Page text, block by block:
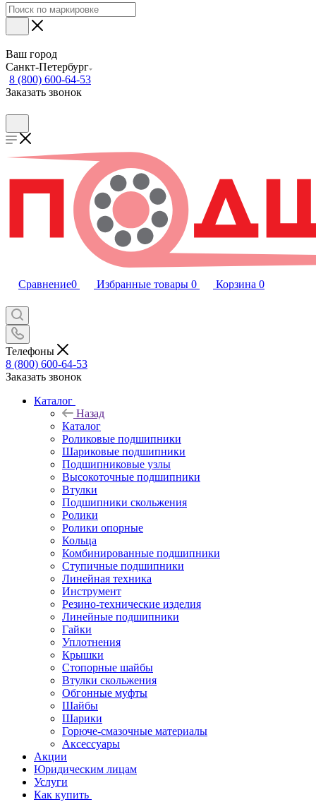
Ваш город
Санкт-Петербург
8 (800) 600-64-53
Заказать звонок
Сравнение0 Избранные товары 0 Корзина 0
Телефоны
8 (800) 600-64-53
Заказать звонок
Каталог
Назад
Каталог
Роликовые подшипники
Шариковые подшипники
Подшипниковые узлы
Высокоточные подшипники
Втулки
Подшипники скольжения
Ролики
Ролики опорные
Кольца
Комбинированные подшипники
Ступичные подшипники
Линейная техника
Инструмент
Резино-технические изделия
Линейные подшипники
Гайки
Уплотнения
Крышки
Стопорные шайбы
Втулки скольжения
Обгонные муфты
Шайбы
Шарики
Горюче-смазочные материалы
Аксессуары
Акции
Юридическим лицам
Услуги
Как купить